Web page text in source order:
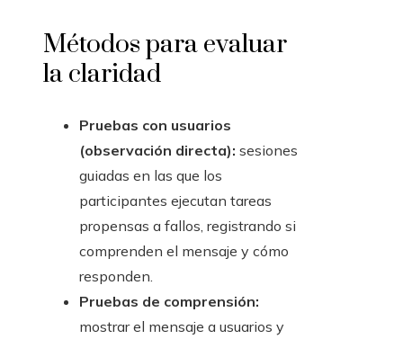
Métodos para evaluar
la claridad
Pruebas con usuarios
(observación directa): sesiones
guiadas en las que los
participantes ejecutan tareas
propensas a fallos, registrando si
comprenden el mensaje y cómo
responden.
Pruebas de comprensión:
mostrar el mensaje a usuarios y